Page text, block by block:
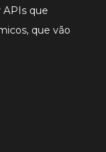
APIs que
que vão